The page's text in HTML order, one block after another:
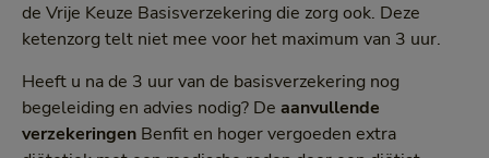
de Vrije Keuze Basisverzekering die zorg ook. Deze
ketenzorg telt niet mee voor het maximum van 3 uur.
Heeft u na de 3 uur van de basisverzekering nog
begeleiding en advies nodig? De aanvullende
verzekeringen Benfit en hoger vergoeden extra